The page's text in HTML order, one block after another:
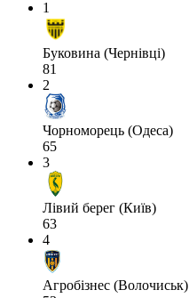
1
Буковина (Чернівці)
81
2
Чорноморець (Одеса)
65
3
Лівий берег (Київ)
63
4
Агробізнес (Волочиськ)